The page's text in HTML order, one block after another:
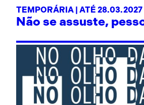
TEMPORÁRIA | ATÉ 28.03.2027
Não se assuste,